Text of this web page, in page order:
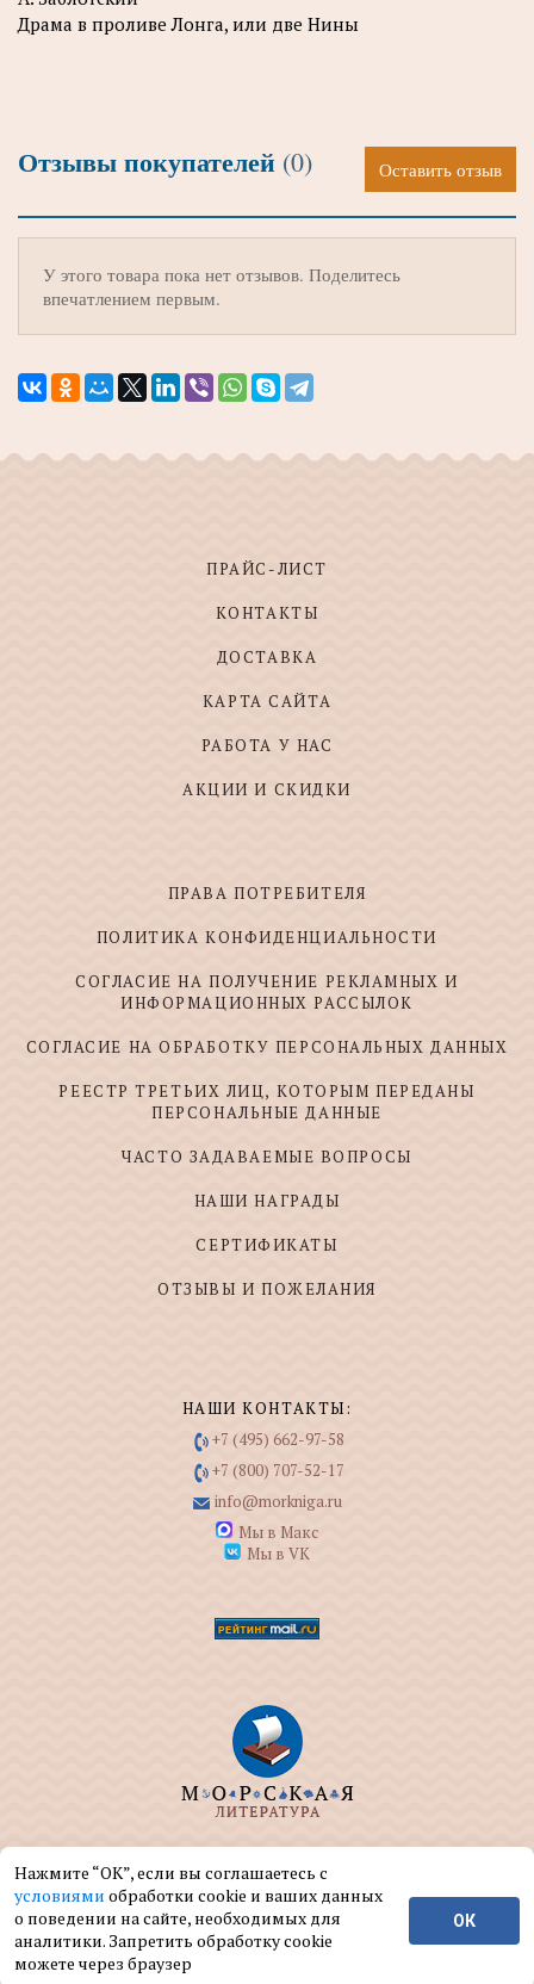
Драма в проливе Лонга, или две Нины
Отзывы покупателей (0) Оставить отзыв
У этого товара пока нет отзывов. Поделитесь
впечатлением первым.
ПРАЙС-ЛИСТ
КОНТАКТЫ
ДОСТАВКА
КАРТА САЙТА
РАБОТА У НАС
АКЦИИ И СКИДКИ
ПРАВА ПОТРЕБИТЕЛЯ
ПОЛИТИКА КОНФИДЕНЦИАЛЬНОСТИ
СОГЛАСИЕ НА ПОЛУЧЕНИЕ РЕКЛАМНЫХ И
ИНФОРМАЦИОННЫХ РАССЫЛОК
СОГЛАСИЕ НА ОБРАБОТКУ ПЕРСОНАЛЬНЫХ ДАННЫХ
РЕЕСТР ТРЕТЬИХ ЛИЦ, КОТОРЫМ ПЕРЕДАНЫ
ПЕРСОНАЛЬНЫЕ ДАННЫЕ
ЧАСТО ЗАДАВАЕМЫЕ ВОПРОСЫ
НАШИ НАГРАДЫ
СЕРТИФИКАТЫ
ОТЗЫВЫ И ПОЖЕЛАНИЯ
НАШИ КОНТАКТЫ:
+7 (495) 662-97-58
+7 (800) 707-52-17
info@morkniga.ru
Мы в Макс
Мы в VK
ООО "МОРКНИГА" занимается изданием и
реализацией книг на морскую тематику.
© ООО "МОРКНИГА", 2004 — 2026 г.
Нажмите “ОК”, если вы соглашаетесь с
условиями обработки cookie и ваших данных
о поведении на сайте, необходимых для
аналитики. Запретить обработку cookie
можете через браузер
ОК